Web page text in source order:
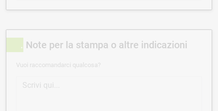
Note per la stampa o altre indicazioni
Vuoi raccomandarci qualcosa?